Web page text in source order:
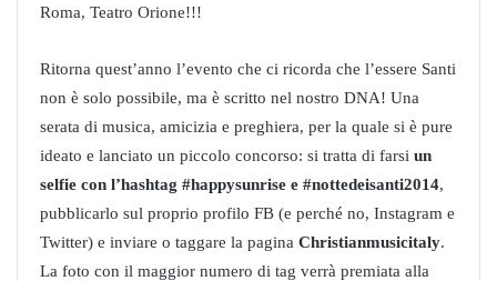
Roma, Teatro Orione!!!
Ritorna quest’anno l’evento che ci ricorda che l’essere Santi
non è solo possibile, ma è scritto nel nostro DNA! Una
serata di musica, amicizia e preghiera, per la quale si è pure
ideato e lanciato un piccolo concorso: si tratta di farsi un
selfie con l’hashtag #happysunrise e #nottedeisanti2014,
pubblicarlo sul proprio profilo FB (e perché no, Instagram e
Twitter) e inviare o taggare la pagina Christianmusicitaly.
La foto con il maggior numero di tag verrà premiata alla